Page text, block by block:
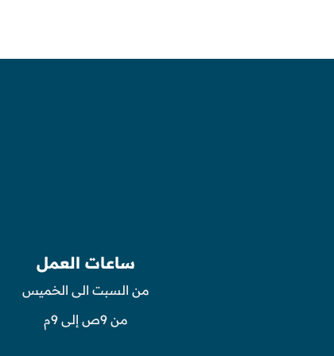
ساعات العمل
من السبت الى الخميس
من 9ص إلى 9م